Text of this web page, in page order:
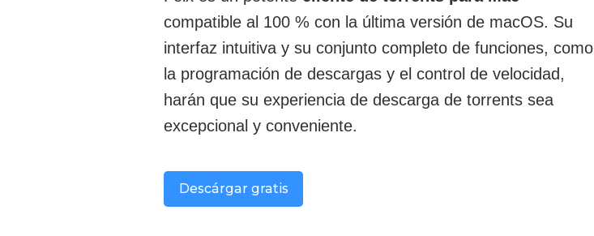
compatible al 100 % con la última versión de macOS. Su
interfaz intuitiva y su conjunto completo de funciones, como
la programación de descargas y el control de velocidad,
harán que su experiencia de descarga de torrents sea
excepcional y conveniente.
Descárgar gratis